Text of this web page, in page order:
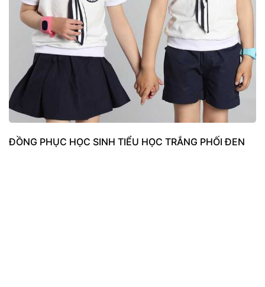
ĐỒNG PHỤC HỌC SINH TIỂU HỌC TRẮNG PHỐI ĐEN